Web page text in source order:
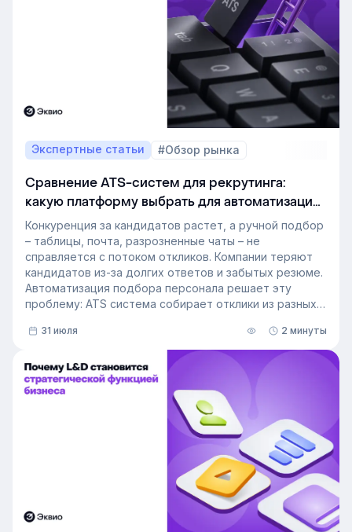
Экспертные статьи #Обзор рынка
Сравнение ATS-систем для рекрутинга:
какую платформу выбрать для автоматизации
подбора персонала
Конкуренция за кандидатов растет, а ручной подбор
– таблицы, почта, разрозненные чаты – не
справляется с потоком откликов. Компании теряют
кандидатов из-за долгих ответов и забытых резюме.
Автоматизация подбора персонала решает эту
проблему: ATS система собирает отклики из разных
снимает с рекрутера рутину. Сегодня программа для
рекрутинга – это базовый инструмент для быстрого
и системного закрытия вакансий.
31 июля 2 минуты